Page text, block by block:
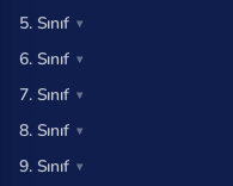
5. Sınıf
6. Sınıf
7. Sınıf
8. Sınıf
9. Sınıf